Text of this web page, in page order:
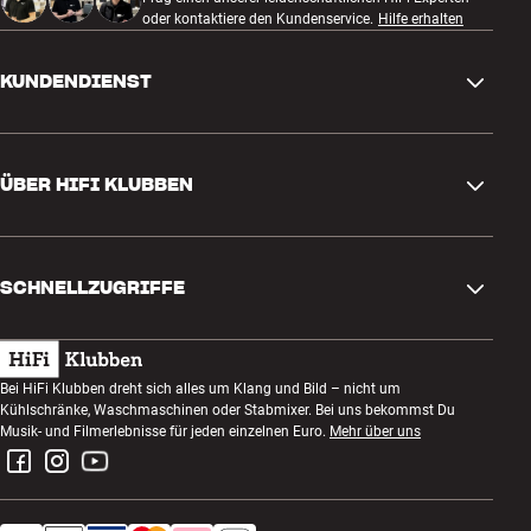
oder kontaktiere den Kundenservice. Hilfe erhalten
KUNDENDIENST
Rückgabe und Reklamation
Bestellung widerrufen
AGB
Datenschutzerklärung
Impressum
ÜBER HIFI KLUBBEN
Kundenklub
Abend zum Zuhören
Wettbewerbe
Jobs bei HiFi Klubben
SCHNELLZUGRIFFE
Geschenkkarte
Bauen mit Klang
Montage und Installation
Bei HiFi Klubben dreht sich alles um Klang und Bild – nicht um
Kühlschränke, Waschmaschinen oder Stabmixer. Bei uns bekommst Du
Musik- und Filmerlebnisse für jeden einzelnen Euro. Mehr über uns